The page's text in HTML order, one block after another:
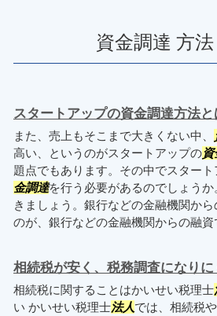
資金調達 方法
スタートアップの資金調達方法と
また、売上もそこまで大きくない中、
高い、というのがスタートアップの
題点でもあります。その中でスター
金調達を行う必要があるのでしょう
きましょう。銀行などの金融機関か
のが、銀行などの金融機関からの融資
相続税が安く、税務調査になり
相続税に関することはかいせい税理士
い かいせい税理士法人では、相続税